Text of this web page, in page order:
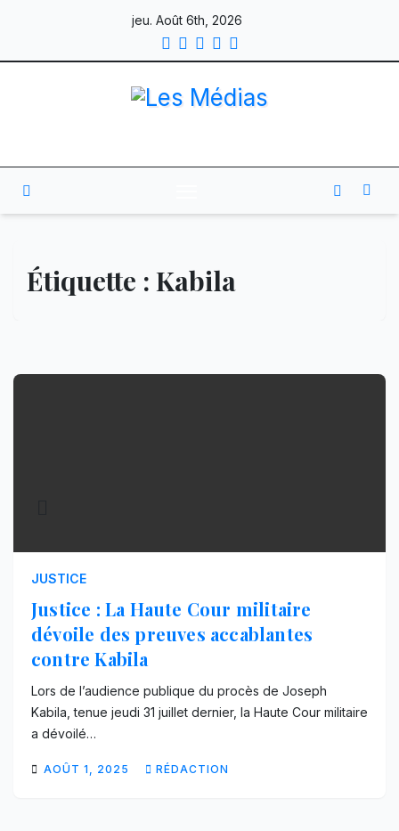
content
jeu. Août 6th, 2026
Étiquette : Kabila
JUSTICE
Justice : La Haute Cour militaire
dévoile des preuves accablantes
contre Kabila
Lors de l’audience publique du procès de Joseph
Kabila, tenue jeudi 31 juillet dernier, la Haute Cour militaire
a dévoilé…
AOÛT 1, 2025 RÉDACTION